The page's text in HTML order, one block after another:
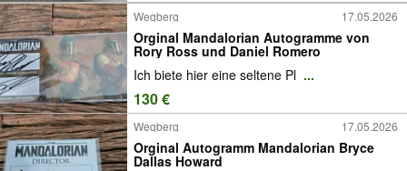
Wegberg 17.05.2026
Orginal Mandalorian Autogramme von
Rory Ross und Daniel Romero
Ich biete hier eine seltene Pl ...
130 €
Wegberg 17.05.2026
Orginal Autogramm Mandalorian Bryce
Dallas Howard